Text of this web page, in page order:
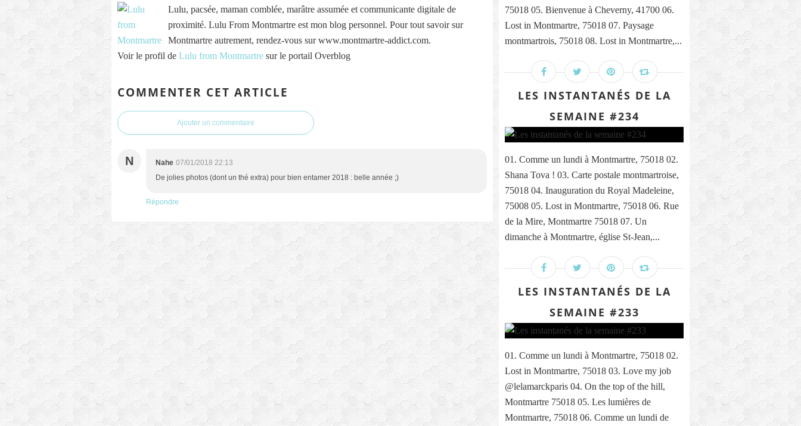
Lulu, pacsée, maman comblée, marâtre assumée et communicante digitale de
proximité. Lulu From Montmartre est mon blog personnel. Pour tout savoir sur
Montmartre autrement, rendez-vous sur www.montmartre-addict.com.
Voir le profil de Lulu from Montmartre sur le portail Overblog
COMMENTER CET ARTICLE
Ajouter un commentaire
N Nahe 07/01/2018 22:13
De jolies photos (dont un thé extra) pour bien entamer 2018 : belle année ;)
Répondre
75018 05. Bienvenue à Cheverny, 41700 06.
Lost in Montmartre, 75018 07. Paysage
montmartrois, 75018 08. Lost in Montmartre,...
LES INSTANTANÉS DE LA
SEMAINE #234
01. Comme un lundi à Montmartre, 75018 02.
Shana Tova ! 03. Carte postale montmartroise,
75018 04. Inauguration du Royal Madeleine,
75008 05. Lost in Montmartre, 75018 06. Rue
de la Mire, Montmartre 75018 07. Un
dimanche à Montmartre, église St-Jean,...
LES INSTANTANÉS DE LA
SEMAINE #233
01. Comme un lundi à Montmartre, 75018 02.
Lost in Montmartre, 75018 03. Love my job
@lelamarckparis 04. On the top of the hill,
Montmartre 75018 05. Les lumières de
Montmartre, 75018 06. Comme un lundi de